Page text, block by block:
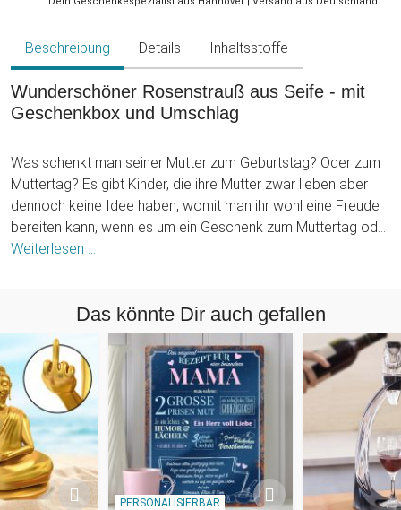
Beschreibung Details Inhaltsstoffe
Wunderschöner Rosenstrauß aus Seife - mit
Geschenkbox und Umschlag
Was schenkt man seiner Mutter zum Geburtstag? Oder zum
Muttertag? Es gibt Kinder, die ihre Mutter zwar lieben aber
dennoch keine Idee haben, womit man ihr wohl eine Freude
bereiten kann, wenn es um ein Geschenk zum Muttertag oder
Geburtstag geht. Wenn Du auch zu jenen gehörst, die sich mit
Deine Existenz verantwortlich ist, ein dickes, freudiges
Lächeln ins Gesicht zu zaubern. Was würde sich dafür wohl
am besten eignen, ? Natürlich mit der Rosenstrauß Seife!
Es handelt sich - Du hast es Dir sicher schon gedacht -
natürlich nicht um einen echten Rosenstrauß, sondern um ein
Bouquet aus Seife, die der Rosenblütenform nachgeahmt
wurde. Insgesamt umfasst der Strauß ganze sieben Blüten,
die nicht nur aussehen wie echte Rosenblüten, sondern auch
Weiterlesen ...
Das könnte Dir auch gefallen
PERSONALISIERBAR